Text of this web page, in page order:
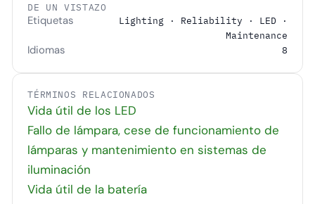
DE UN VISTAZO
Etiquetas
Lighting · Reliability · LED ·
Maintenance
Idiomas 8
TÉRMINOS RELACIONADOS
Vida útil de los LED
Fallo de lámpara, cese de funcionamiento de
lámparas y mantenimiento en sistemas de
iluminación
Vida útil de la batería